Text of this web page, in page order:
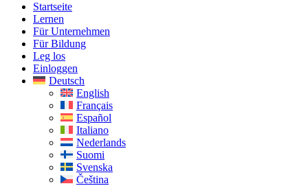
Startseite
Lernen
Für Unternehmen
Für Bildung
Leg los
Einloggen
Deutsch
English
Français
Español
Italiano
Nederlands
Suomi
Svenska
Čeština